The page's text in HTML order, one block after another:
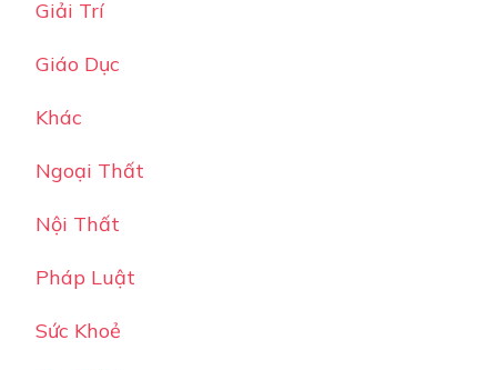
Giải Trí
Giáo Dục
Khác
Ngoại Thất
Nội Thất
Pháp Luật
Sức Khoẻ